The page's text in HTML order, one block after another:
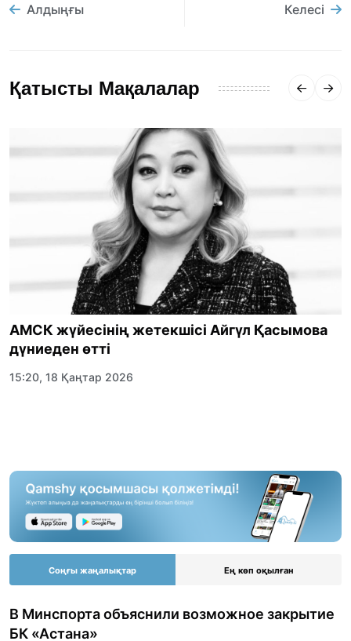
Алдыңғы Келесі
Қатысты Мақалалар
АМСК жүйесінің жетекшісі Айгүл Қасымова
дүниеден өтті
15:20, 18 Қаңтар 2026
Соңғы жаңалықтар Ең көп оқылған
В Минспорта объяснили возможное закрытие
БК «Астана»